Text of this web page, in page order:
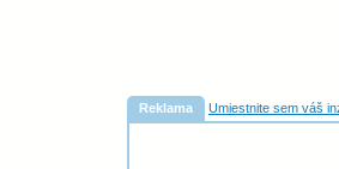
Reklama Umiestnite sem váš